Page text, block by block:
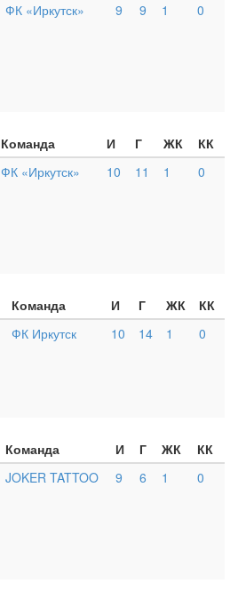
ФК «Иркутск» 9 9 1 0
Команда И Г ЖК
КК
ФК «Иркутск» 10 11 1 0
Команда И Г ЖК
КК
ФК Иркутск 10 14 1 0
Команда И Г ЖК
КК
JOKER TATTOO 9 6 1 0